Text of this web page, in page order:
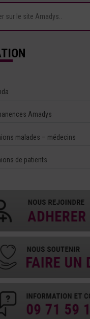
Amadys
malades – médecins
de patients